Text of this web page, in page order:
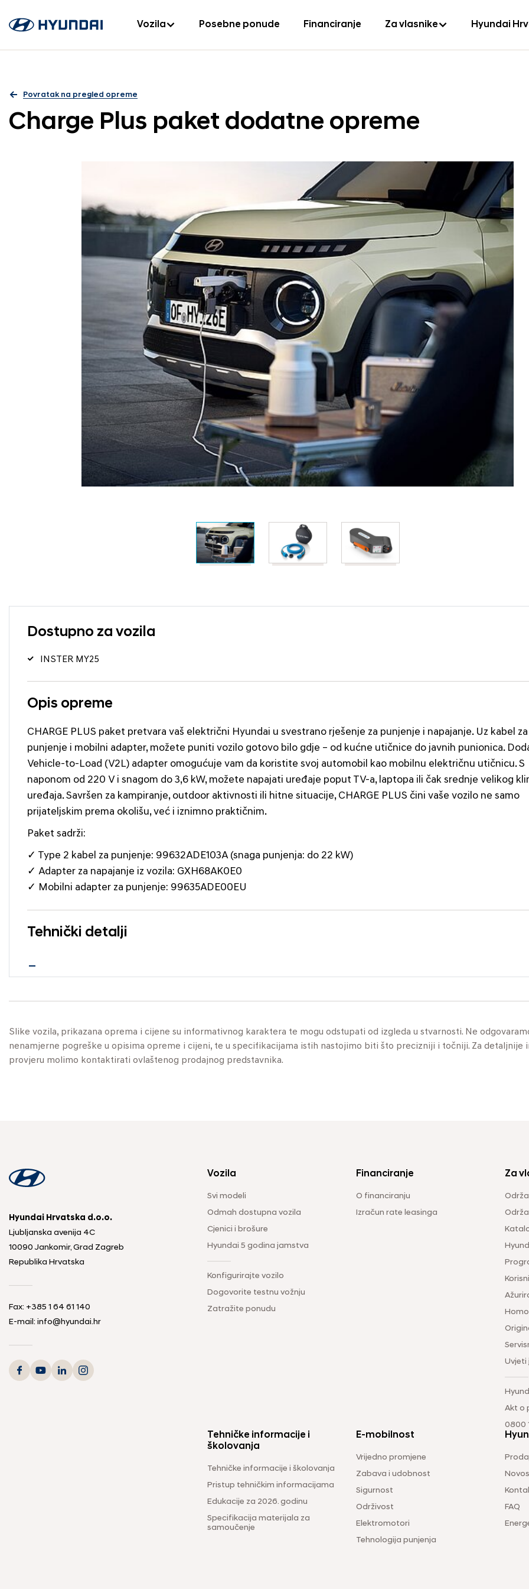
Vozila Posebne ponude Financiranje Za vlasnike Hyundai
Povratak na pregled opreme
Charge Plus paket dodatne opreme
Dostupno za vozila
INSTER MY25
Opis opreme
CHARGE PLUS paket pretvara vaš električni Hyundai u svestrano rješenje za punjenje i napajanje. Uz kabel za
punjenje i mobilni adapter, možete puniti vozilo gotovo bilo gdje – od kućne utičnice do javnih punionica.
Vehicle-to-Load (V2L) adapter omogućuje vam da koristite svoj automobil kao mobilnu električnu utičnicu. S
naponom od 220 V i snagom do 3,6 kW, možete napajati uređaje poput TV-a, laptopa ili čak srednje velikog
uređaja. Savršen za kampiranje, outdoor aktivnosti ili hitne situacije, CHARGE PLUS čini vaše vozilo ne samo
prijateljskim prema okolišu, već i iznimno praktičnim.
Paket sadrži:
✓ Type 2 kabel za punjenje: 99632ADE103A (snaga punjenja: do 22 kW)
✓ Adapter za napajanje iz vozila: GXH68AK0E0
✓ Mobilni adapter za punjenje: 99635ADE00EU
Tehnički detalji
Slike vozila, prikazana oprema i cijene su informativnog karaktera te mogu odstupati od izgleda u stvarnosti. Ne
nenamjerne pogreške u opisima opreme i cijeni, te u specifikacijama istih nastojimo biti što precizniji i točniji. Za detaljnije
provjeru molimo kontaktirati ovlaštenog prodajnog predstavnika.
Hyundai Hrvatska d.o.o.
Ljubljanska avenija 4C
10090 Jankomir, Grad Zagreb
Republika Hrvatska
Fax: +385 1 64 61 140
E-mail: info@hyundai.hr
Vozila
Svi modeli
Odmah dostupna vozila
Cjenici i brošure
Hyundai 5 godina jamstva
Konfigurirajte vozilo
Dogovorite testnu vožnju
Zatražite ponudu
Financiranje
O financiranju
Izračun rate leasinga
Za
Uvjeti
Akt o
0800
Tehničke informacije i
školovanja
Tehničke informacije i školovanja
Pristup tehničkim informacijama
Edukacije za 2026. godinu
Specifikacija materijala za
samoučenje
E-mobilnost
Vrijedno promjene
Zabava i udobnost
Sigurnost
Održivost
Elektromotori
Tehnologija punjenja
FAQ